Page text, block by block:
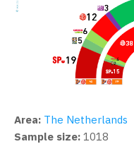
Area: The Netherlands
Sample size: 1018